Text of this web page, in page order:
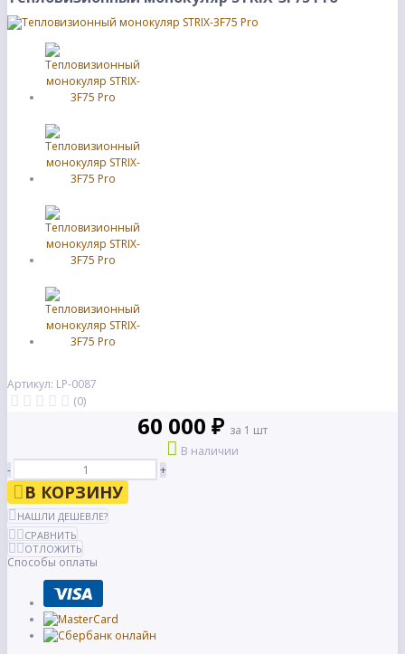
Артикул: LP-0087
(0)
60 000 ₽ за 1 шт
В наличии
-
+
В КОРЗИНУ
НАШЛИ ДЕШЕВЛЕ?
СРАВНИТЬ
ОТЛОЖИТЬ
Способы оплаты